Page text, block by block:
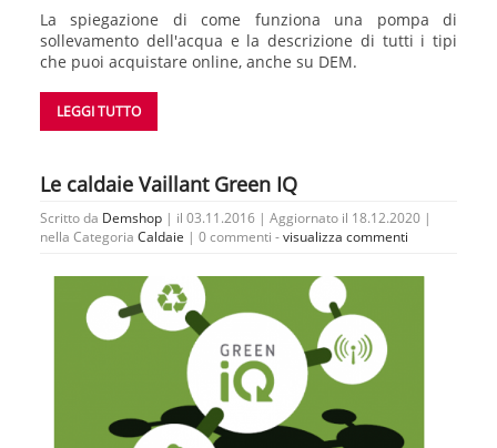
La spiegazione di come funziona una pompa di
sollevamento dell'acqua e la descrizione di tutti i tipi
che puoi acquistare online, anche su DEM.
LEGGI TUTTO
Le caldaie Vaillant Green IQ
Scritto da Demshop | il 03.11.2016 | Aggiornato il 18.12.2020 |
nella Categoria Caldaie | 0 commenti -visualizza commenti